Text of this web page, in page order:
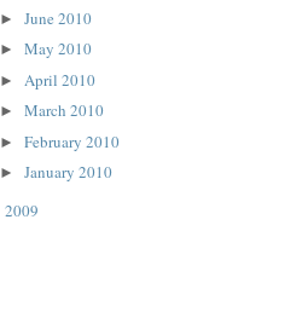
► June 2010
► May 2010
► April 2010
► March 2010
► February 2010
► January 2010
2009